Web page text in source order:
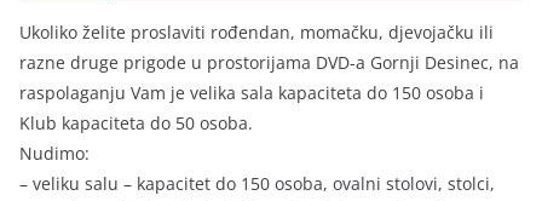
Ukoliko želite proslaviti rođendan, momačku, djevojačku ili
razne druge prigode u prostorijama DVD-a Gornji Desinec, na
raspolaganju Vam je velika sala kapaciteta do 150 osoba i
Klub kapaciteta do 50 osoba.
Nudimo:
– veliku salu – kapacitet do 150 osoba, ovalni stolovi, stolci,